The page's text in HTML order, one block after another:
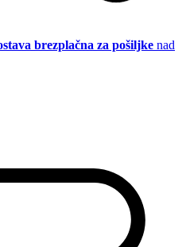
brezplačna za pošiljke nad